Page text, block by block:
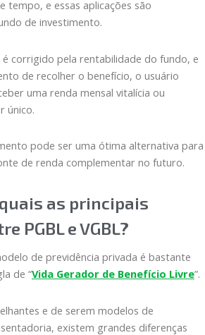
tempo, e essas aplicações são
de investimento.
corrigido pela rentabilidade do fundo, e
de recolher o benefício, o usuário
uma renda mensal vitalícia ou
único.
pode ser uma ótima alternativa para
de renda complementar no futuro.
quais as principais
PGBL e VGBL?
de previdência privada é bastante
de “Vida Gerador de Benefício Livre”.
e de serem modelos de
existem grandes diferenças